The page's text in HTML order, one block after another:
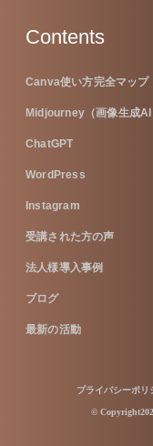
Contents
Canva使い方完全マップ
Midjourney（画像生成AI
ChatGPT
WordPress
Instagram
受講された方の声
法人様導入事例
ブログ
最新の活動
©
プライバシーポリ